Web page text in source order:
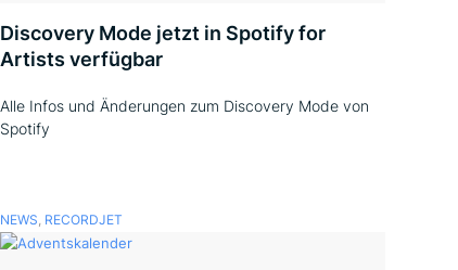
Discovery Mode jetzt in Spotify for
Artists verfügbar
Alle Infos und Änderungen zum Discovery Mode von
Spotify
NEWS, RECORDJET